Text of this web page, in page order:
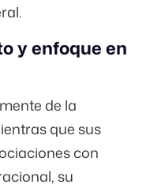
y enfoque en
de la
que sus
con
su